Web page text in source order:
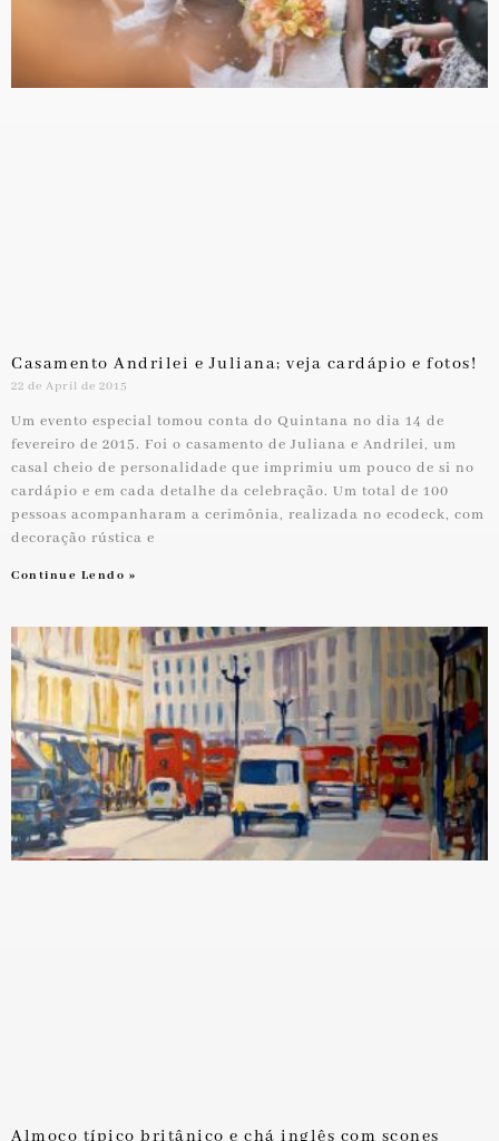
Casamento Andrilei e Juliana; veja cardápio e fotos!
22 de April de 2015
Um evento especial tomou conta do Quintana no dia 14 de
fevereiro de 2015. Foi o casamento de Juliana e Andrilei, um
casal cheio de personalidade que imprimiu um pouco de si no
cardápio e em cada detalhe da celebração. Um total de 100
pessoas acompanharam a cerimônia, realizada no ecodeck, com
decoração rústica e
Continue Lendo »
Almoço típico britânico e chá inglês com scones